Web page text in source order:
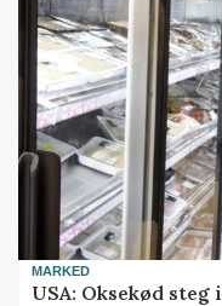
MARKED
USA: Oksekød